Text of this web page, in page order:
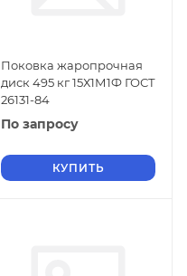
Поковка жаропрочная
диск 495 кг 15Х1М1Ф ГОСТ
26131-84
По запросу
КУПИТЬ